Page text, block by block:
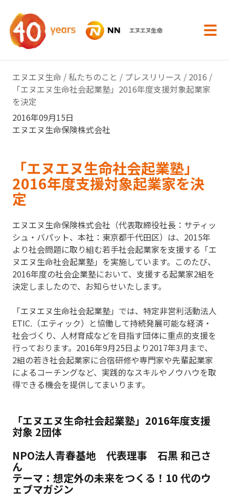
エヌエヌ生命 /私たちのこと / プレスリリース / 2016 /
「エヌエヌ生命社会起業塾」2016年度支援対象起業家
を決定
2016年09月15日
エヌエヌ生命保険株式会社
「エヌエヌ生命社会起業塾」
2016年度支援対象起業家を決
定
エヌエヌ生命保険株式会社（代表取締役社長：サティッ
シュ・バパット、本社：東京都千代田区）は、2015年
より社会問題に取り組む若手社会起業家を支援する「エ
ヌエヌ生命社会起業塾」を実施しています。このたび、
2016年度の社会企業塾において、支援する起業家2組を
決定しましたので、お知らせいたします。
「エヌエヌ生命社会起業塾」では、特定非営利活動法人
ETIC.（エティック）と協働して持続発展可能な経済・
社会づくり、人材育成などを目指す団体に重点的支援を
行っております。2016年9月25日より2017年3月まで、
2組の若き社会起業家に合宿研修や専門家や先輩起業家
によるコーチングなど、実践的なスキルやノウハウを取
得できる機会を提供してまいります。
「エヌエヌ生命社会起業塾」2016年度支援
対象 2団体
NPO法人青春基地 代表理事 石黒 和己さ
ん
テーマ：想定外の未来をつくる！10 代のウ
ェブマガジン